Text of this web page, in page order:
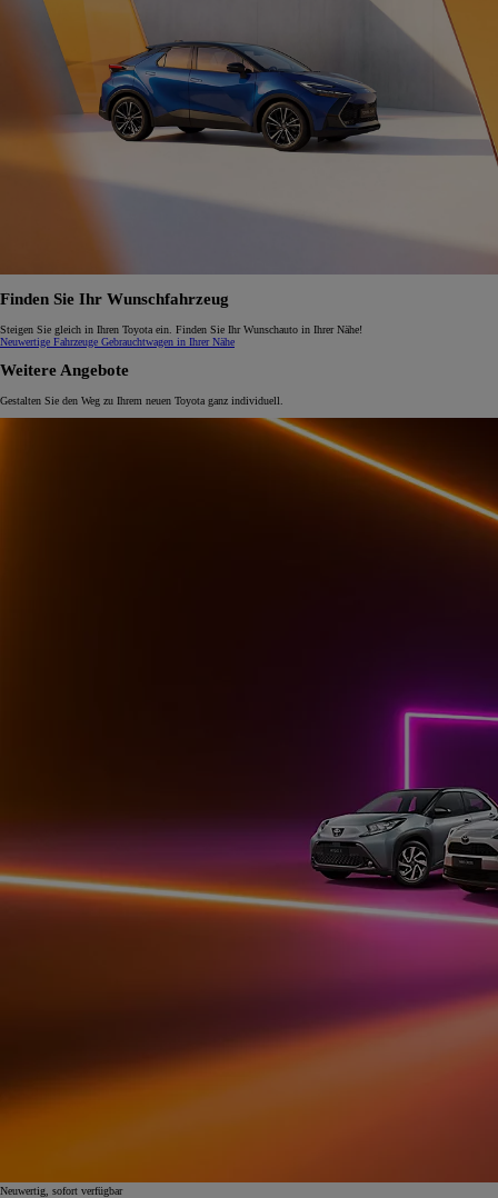
Finden Sie Ihr Wunschfahrzeug
Steigen Sie gleich in Ihren Toyota ein. Finden Sie Ihr Wunschauto in Ihrer Nähe!
Neuwertige Fahrzeuge Gebrauchtwagen in Ihrer Nähe
Weitere Angebote
Gestalten Sie den Weg zu Ihrem neuen Toyota ganz individuell.
Neuwertig, sofort verfügbar